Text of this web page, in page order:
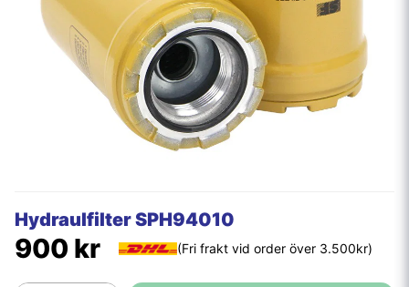
Hydraulfilter SPH94010
900 kr